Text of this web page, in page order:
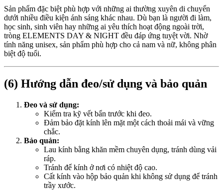
Sản phẩm đặc biệt phù hợp với những ai thường xuyên di chuyển
dưới nhiều điều kiện ánh sáng khác nhau. Dù bạn là người đi làm,
học sinh, sinh viên hay những ai yêu thích hoạt động ngoài trời,
tròng ELEMENTS DAY & NIGHT đều đáp ứng tuyệt vời. Nhờ
tính năng unisex, sản phẩm phù hợp cho cả nam và nữ, không phân
biệt độ tuổi.
(6) Hướng dẫn đeo/sử dụng và bảo quản
Đeo và sử dụng:
Kiểm tra kỹ vết bẩn trước khi đeo.
Đảm bảo đặt kính lên mặt một cách thoải mái và vững
chắc.
Bảo quản:
Lau kính bằng khăn mềm chuyên dụng, tránh dùng vải
ráp.
Tránh để kính ở nơi có nhiệt độ cao.
Cất kính vào hộp bảo quản khi không sử dụng để tránh
trầy xước.